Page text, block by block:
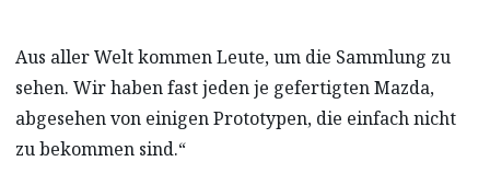
Aus aller Welt kommen Leute, um die Sammlung zu
sehen. Wir haben fast jeden je gefertigten Mazda,
abgesehen von einigen Prototypen, die einfach nicht
zu bekommen sind.“